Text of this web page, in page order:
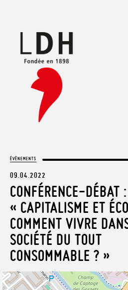
ÉVÈNEMENTS
09.04.2022
CONFÉRENCE-DÉBAT :
« CAPITALISME ET
COMMENT VIVRE
SOCIÉTÉ DU TOUT
CONSOMMABLE ? »